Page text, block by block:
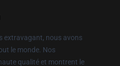
extravagant, nous avons
le monde. Nos
qualité et montrent le